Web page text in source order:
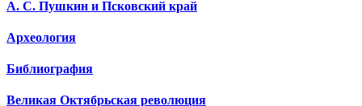
А. С. Пушкин и Псковский край
Археология
Библиография
Великая Октябрьская революция